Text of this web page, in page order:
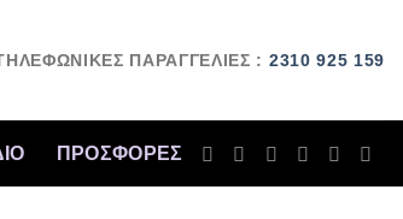
ΠΑΡΑΓΓΕΛΙΕΣ : 2310 925 159
ΠΡΟΣΦΟΡΈΣ